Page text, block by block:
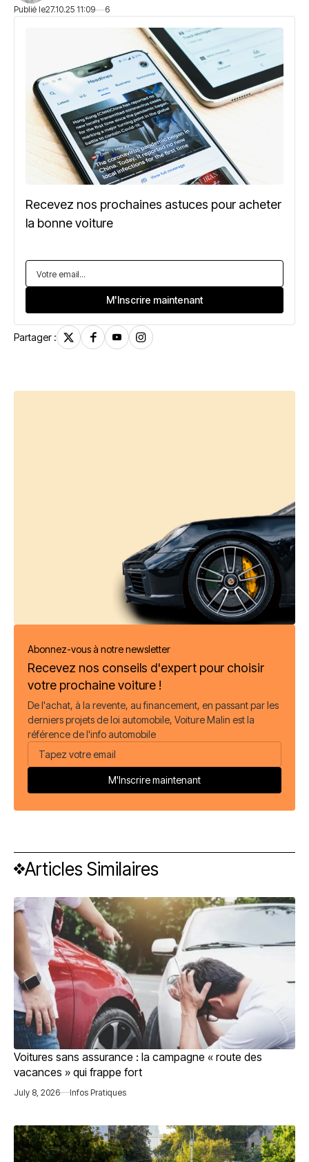
Publié le27.10.25 11:09 6
Recevez nos prochaines astuces pour acheter
la bonne voiture
Partager :
Abonnez-vous à notre newsletter
Recevez nos conseils d'expert pour choisir
votre prochaine voiture !
De l'achat, à la revente, au financement, en passant par les
derniers projets de loi automobile, Voiture Malin est la
référence de l'info automobile
Articles Similaires
Voitures sans assurance : la campagne « route des
vacances » qui frappe fort
July 8, 2026 Infos Pratiques